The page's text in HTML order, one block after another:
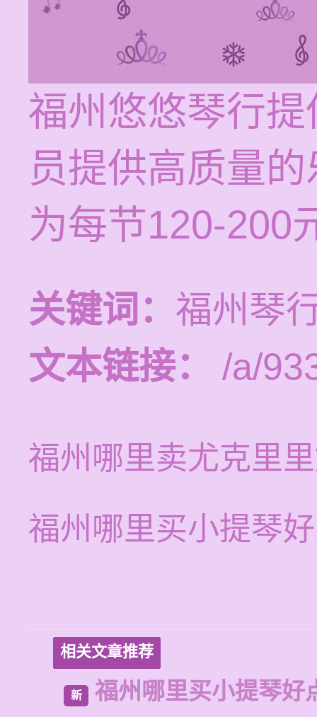
福州悠悠琴行提
员提供高质量
为每节120-200
关键词： 福州琴
文本链接：
/a/
福州哪里卖尤克里
福州哪里买小提琴
相关文章推荐
新 福州哪里买小提琴好